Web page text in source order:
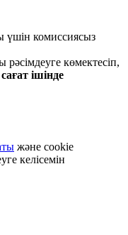
комиссиясыз
көмектесіп,
ішінде
және cookie
келісемін